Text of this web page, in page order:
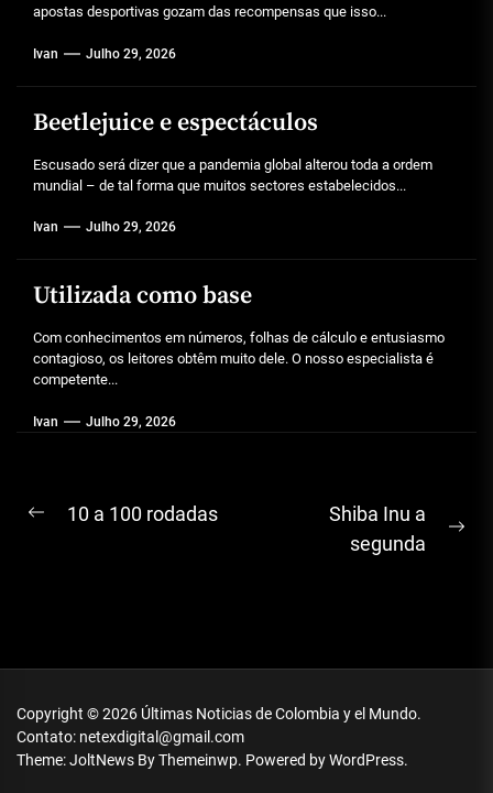
apostas desportivas gozam das recompensas que isso...
Ivan Julho 29, 2026
Beetlejuice e espectáculos
Escusado será dizer que a pandemia global alterou toda a ordem
mundial – de tal forma que muitos sectores estabelecidos...
Ivan Julho 29, 2026
Utilizada como base
Com conhecimentos em números, folhas de cálculo e entusiasmo
contagioso, os leitores obtêm muito dele. O nosso especialista é
competente...
Ivan Julho 29, 2026
Navegação
Previous
10 a 100 rodadas
Shiba Inu a
segunda
Copyright © 2026 Últimas Noticias de Colombia y el Mundo.
Contato: netexdigital@gmail.com
Theme: JoltNews ByThemeinwp. Powered byWordPress.